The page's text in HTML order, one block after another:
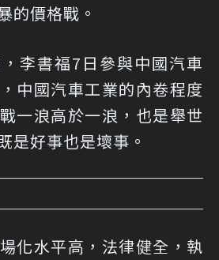
的價格戰。
李書福7日參與中國汽車
中國汽車工業的內卷程度
一浪高於一浪，也是舉世
是好事也是壞事。
化水平高，法律健全，執